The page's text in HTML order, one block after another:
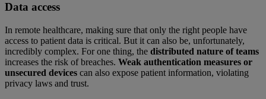
Data access
In remote healthcare, making sure that only the right people have
access to patient data is critical. But it can also be, unfortunately,
incredibly complex. For one thing, the distributed nature of teams
increases the risk of breaches. Weak authentication measures or
unsecured devices can also expose patient information, violating
privacy laws and trust.